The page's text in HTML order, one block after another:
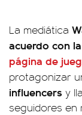
La mediática
acuerdo con
página de
protagonizar
influencers y
seguidores en